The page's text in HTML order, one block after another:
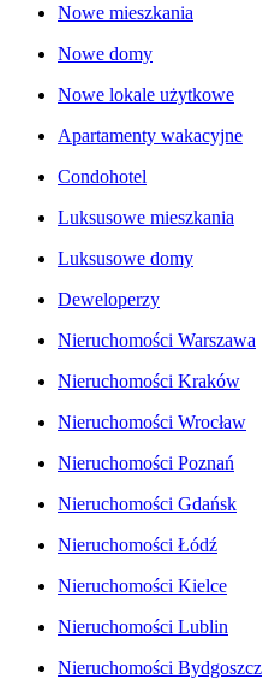
Nowe mieszkania
Nowe domy
Nowe lokale użytkowe
Apartamenty wakacyjne
Condohotel
Luksusowe mieszkania
Luksusowe domy
Deweloperzy
Nieruchomości Warszawa
Nieruchomości Kraków
Nieruchomości Wrocław
Nieruchomości Poznań
Nieruchomości Gdańsk
Nieruchomości Łódź
Nieruchomości Kielce
Nieruchomości Lublin
Nieruchomości Bydgoszcz